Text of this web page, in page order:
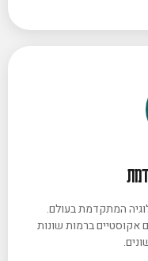
המתקדמת בעולם.
אקוסטיים ברמות שונות